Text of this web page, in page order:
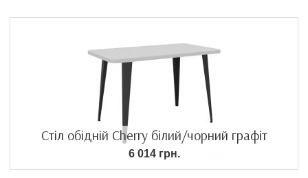
Стіл обідній Cherry білий/чорний графіт
6 014 грн.